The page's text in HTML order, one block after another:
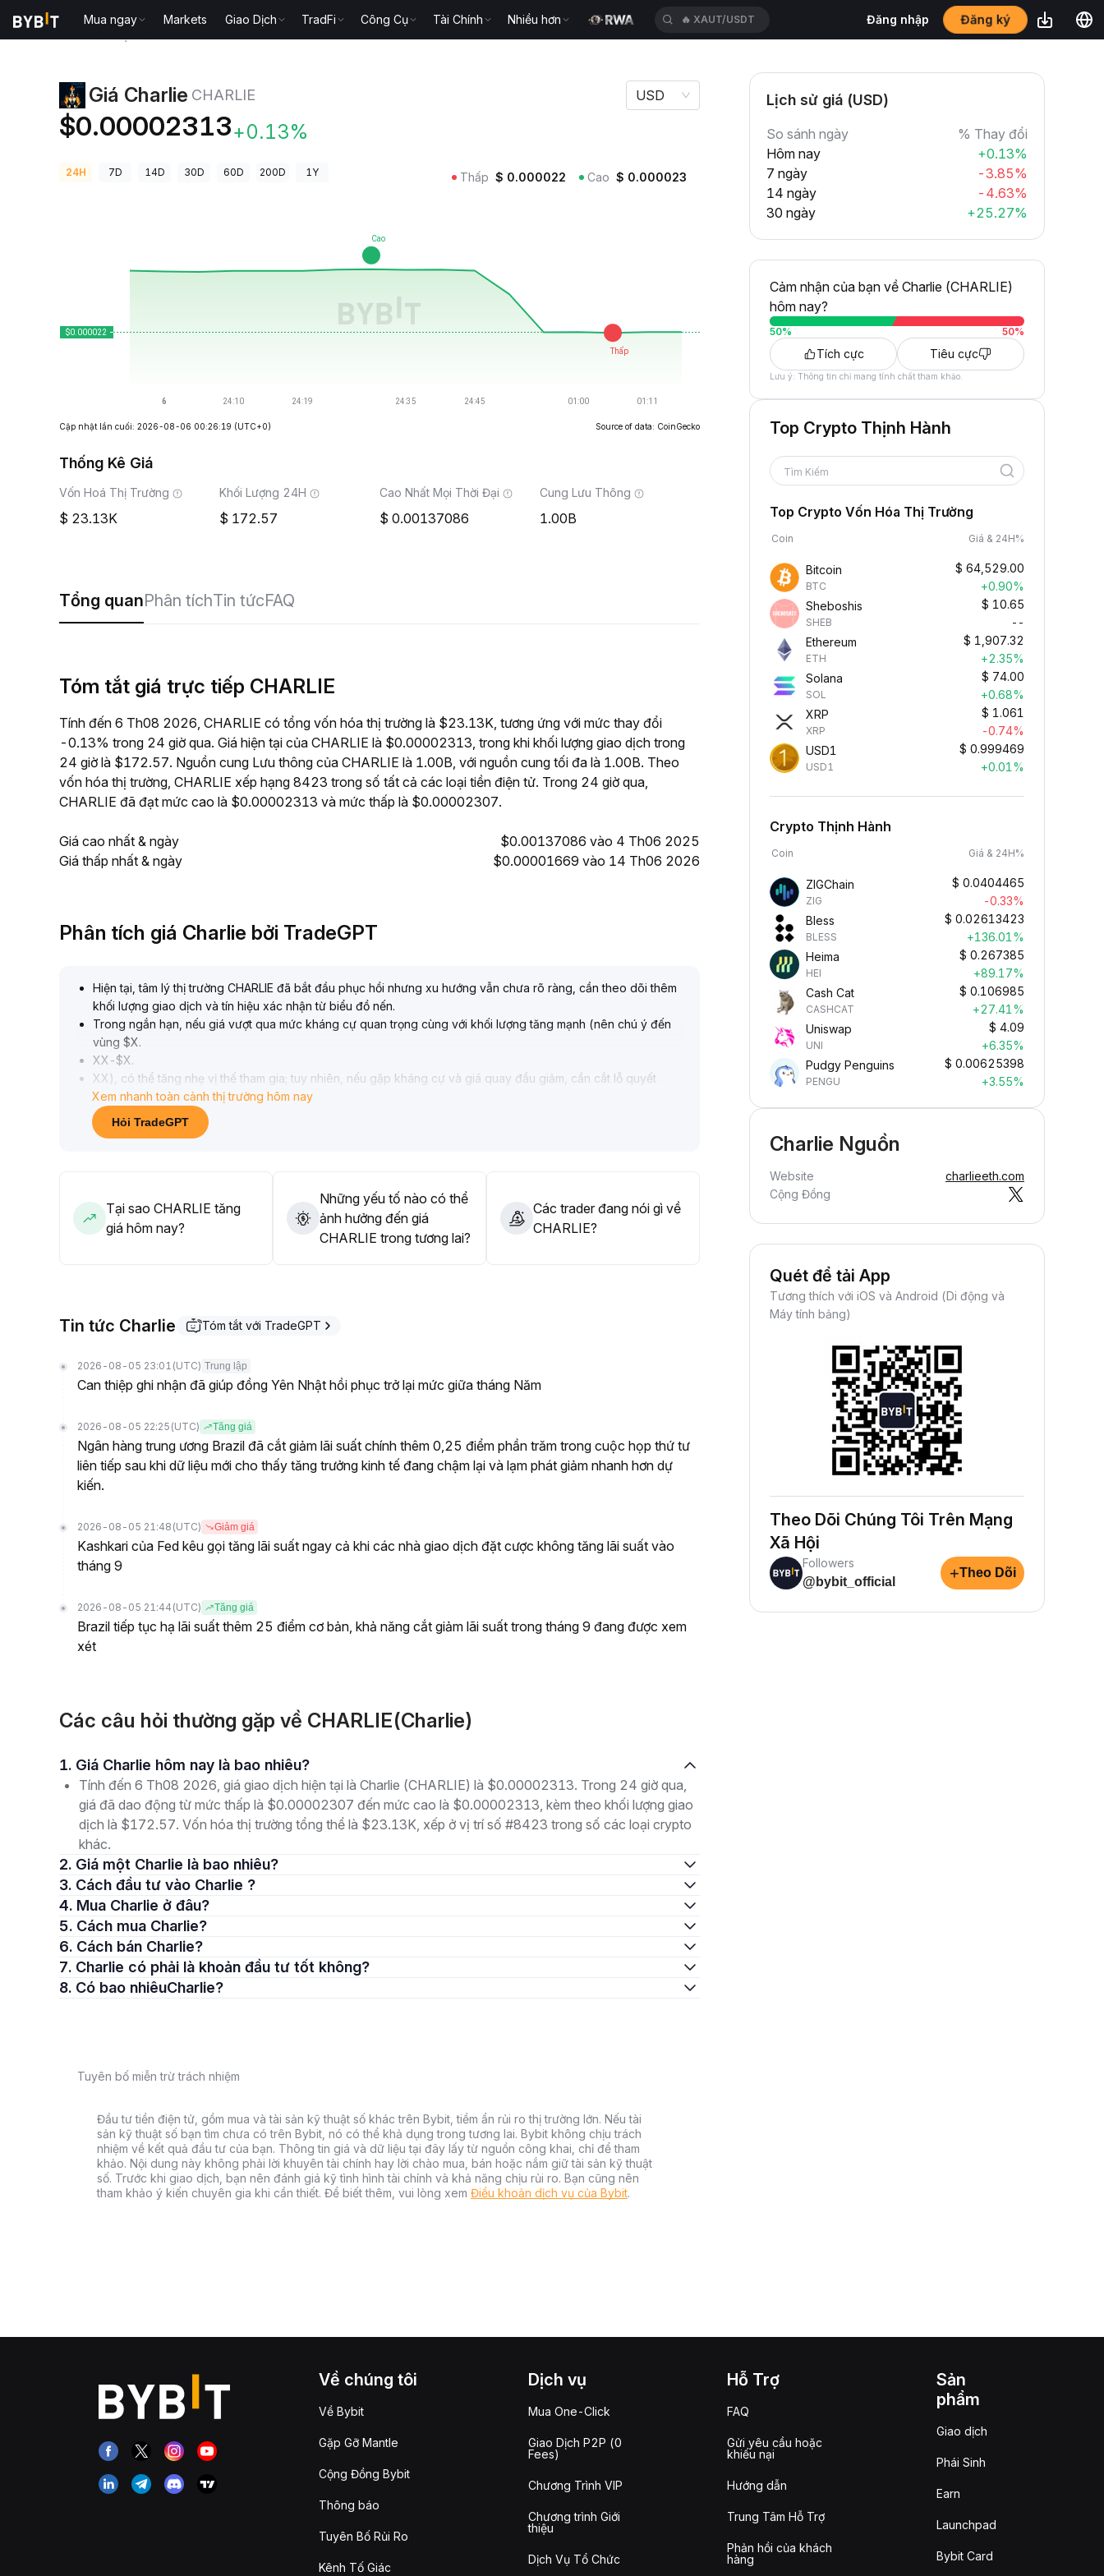
Mua ngay Markets Giao Dịch TradFi Công Cụ Tài Chính Nhiều hơn 🔥 XAUT/USDT Đăng nhập
Đăng ký
Giá Charlie CHARLIE
$0.00002313+0.13%
USD
24H 7D 14D 30D 60D 200D 1Y Thấp $ 0.000022 Cao $ 0.000023
Cập nhật lần cuối: 2026-08-06 00:26:19 (UTC+0) Source of data: CoinGecko
Thống Kê Giá
Vốn Hoá Thị Trường
23.13K
Khối Lượng 24H
172.57
Cao Nhất Mọi Thời Đại
0.00137086
Cung Lưu Thông
1.00B
Tổng quanPhân tíchTin tứcFAQ
Tóm tắt giá trực tiếp CHARLIE
Tính đến 6 Th08 2026, CHARLIE có tổng vốn hóa thị trường là $23.13K, tương ứng với mức thay đổi
-0.13% trong 24 giờ qua. Giá hiện tại của CHARLIE là $0.00002313, trong khi khối lượng giao dịch trong
24 giờ là $172.57. Nguồn cung Lưu thông của CHARLIE là 1.00B, với nguồn cung tối đa là 1.00B. Theo
vốn hóa thị trường, CHARLIE xếp hạng 8423 trong số tất cả các loại tiền điện tử. Trong 24 giờ qua,
CHARLIE đã đạt mức cao là $0.00002313 và mức thấp là $0.00002307.
Giá cao nhất & ngày
$0.00137086 vào 4 Th06 2025
Giá thấp nhất & ngày
$0.00001669 vào 14 Th06 2026
Phân tích giá Charlie bởi TradeGPT
Hiện tại, tâm lý thị trường CHARLIE đã bắt đầu phục hồi nhưng xu hướng vẫn chưa rõ ràng, cần theo dõi thêm
khối lượng giao dịch và tín hiệu xác nhận từ biểu đồ nến.
Trong ngắn hạn, nếu giá vượt qua mức kháng cự quan trọng cùng với khối lượng tăng mạnh (nên chú ý đến
vùng $X.
XX-$X.
XX), có thể tăng nhẹ vị thế tham gia; tuy nhiên, nếu gặp kháng cự và giá quay đầu giảm, cần cắt lỗ quyết
đoán để phòng tránh rủi ro phá vỡ giả.
Trong dài hạn, hãy theo dõi sát dòng tiền và dữ liệu on-chain để điều chỉnh vị thế giao dịch linh động, đảm
bảo kiểm soát rủi ro chặt chẽ
Xem nhanh toàn cảnh thị trường hôm nay
Hỏi TradeGPT
Tại sao CHARLIE tăng
giá hôm nay?
Những yếu tố nào có thể
ảnh hưởng đến giá
CHARLIE trong tương lai?
Các trader đang nói gì về
CHARLIE?
Tin tức Charlie Tóm tắt với TradeGPT
2026-08-05 23:01 (UTC) Trung lập
Can thiệp ghi nhận đã giúp đồng Yên Nhật hồi phục trở lại mức giữa tháng Năm
2026-08-05 22:25 (UTC) Tăng giá
Ngân hàng trung ương Brazil đã cắt giảm lãi suất chính thêm 0,25 điểm phần trăm trong cuộc họp thứ tư
liên tiếp sau khi dữ liệu mới cho thấy tăng trưởng kinh tế đang chậm lại và lạm phát giảm nhanh hơn dự
kiến.
2026-08-05 21:48 (UTC) Giảm giá
Kashkari của Fed kêu gọi tăng lãi suất ngay cả khi các nhà giao dịch đặt cược không tăng lãi suất vào
tháng 9
2026-08-05 21:44 (UTC) Tăng giá
Brazil tiếp tục hạ lãi suất thêm 25 điểm cơ bản, khả năng cắt giảm lãi suất trong tháng 9 đang được xem
xét
Các câu hỏi thường gặp về CHARLIE(Charlie)
1. Giá Charlie hôm nay là bao nhiêu?
Tính đến 6 Th08 2026, giá giao dịch hiện tại là Charlie (CHARLIE) là $0.00002313. Trong 24 giờ qua,
giá đã dao động từ mức thấp là $0.00002307 đến mức cao là $0.00002313, kèm theo khối lượng giao
dịch là $172.57. Vốn hóa thị trường tổng thể là $23.13K, xếp ở vị trí số #8423 trong số các loại crypto
khác.
2. Giá một Charlie là bao nhiêu?
3. Cách đầu tư vào Charlie ?
4. Mua Charlie ở đâu?
5. Cách mua Charlie?
6. Cách bán Charlie?
7. Charlie có phải là khoản đầu tư tốt không?
8. Có bao nhiêuCharlie?
Tuyên bố miễn trừ trách nhiệm
Đầu tư tiền điện tử, gồm mua và tài sản kỹ thuật số khác trên Bybit, tiềm ẩn rủi ro thị trường lớn. Nếu tài
sản kỹ thuật số bạn tìm chưa có trên Bybit, nó có thể khả dụng trong tương lai. Bybit không chịu trách
nhiệm về kết quả đầu tư của bạn. Thông tin giá và dữ liệu tại đây lấy từ nguồn công khai, chỉ để tham
khảo. Nội dung này không phải lời khuyên tài chính hay lời chào mua, bán hoặc nắm giữ tài sản kỹ thuật
số. Trước khi giao dịch, bạn nên đánh giá kỹ tình hình tài chính và khả năng chịu rủi ro. Bạn cũng nên
tham khảo ý kiến chuyên gia khi cần thiết. Để biết thêm, vui lòng xem Điều khoản dịch vụ của Bybit.
Lịch sử giá (USD)
So sánh ngày
% Thay đổi
Hôm nay
+0.13%
7 ngày
-3.85%
14 ngày
-4.63%
30 ngày
+25.27%
Cảm nhận của bạn về Charlie (CHARLIE)
hôm nay?
50% 50%
Tích cực Tiêu cực
Lưu ý: Thông tin chỉ mang tính chất tham khảo.
Top Crypto Thịnh Hành
Tìm Kiếm
Top Crypto Vốn Hóa Thị Trường
Coin Giá & 24H%
Bitcoin
BTC
$ 64,529.00
+0.90%
Sheboshis
SHEB
$ 10.65
--
Ethereum
ETH
$ 1,907.32
+2.35%
Solana
SOL
$ 74.00
+0.68%
XRP
XRP
$ 1.061
-0.74%
USD1
USD1
$ 0.999469
+0.01%
Crypto Thịnh Hành
Coin Giá & 24H%
ZIGChain
ZIG
$ 0.0404465
-0.33%
Bless
BLESS
$ 0.02613423
+136.01%
Heima
HEI
$ 0.267385
+89.17%
Cash Cat
CASHCAT
$ 0.106985
+27.41%
Uniswap
UNI
$ 4.09
+6.35%
Pudgy Penguins
PENGU
$ 0.00625398
+3.55%
Charlie Nguồn
Website
charlieeth.com
Cộng Đồng
Quét để tải App
Tương thích với iOS và Android (Di động và
Máy tính bảng)
Theo Dõi Chúng Tôi Trên Mạng
Xã Hội
Followers
@bybit_official
+Theo Dõi
Về chúng tôi
Về Bybit
Gặp Gỡ Mantle
Cộng Đồng Bybit
Thông báo
Tuyên Bố Rủi Ro
Kênh Tố Giác
Dịch vụ
Mua One-Click
Giao Dịch P2P (0
Fees)
Chương Trình VIP
Chương trình Giới
thiệu
Dịch Vụ Tổ Chức
Hỗ Trợ
FAQ
Gửi yêu cầu hoặc
khiếu nại
Hướng dẫn
Trung Tâm Hỗ Trợ
Phản hồi của khách
hàng
Sản
phẩm
Giao dịch
Phái Sinh
Earn
Launchpad
Bybit Card